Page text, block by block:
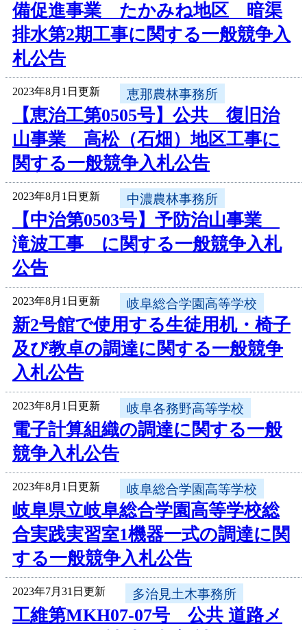
備促進事業 たかみね地区 暗渠
排水第2期工事に関する一般競争入
札公告
2023年8月1日更新 恵那農林事務所
【恵治工第0505号】公共 復旧治
山事業 高松（石畑）地区工事に
関する一般競争入札公告
2023年8月1日更新 中濃農林事務所
【中治第0503号】予防治山事業
滝波工事 に関する一般競争入札
公告
2023年8月1日更新 岐阜総合学園高等学校
新2号館で使用する生徒用机・椅子
及び教卓の調達に関する一般競争
入札公告
2023年8月1日更新 岐阜各務野高等学校
電子計算組織の調達に関する一般
競争入札公告
2023年8月1日更新 岐阜総合学園高等学校
岐阜県立岐阜総合学園高等学校総
合実践実習室1機器一式の調達に関
する一般競争入札公告
2023年7月31日更新 多治見土木事務所
工維第MKH07-07号 公共 道路メ